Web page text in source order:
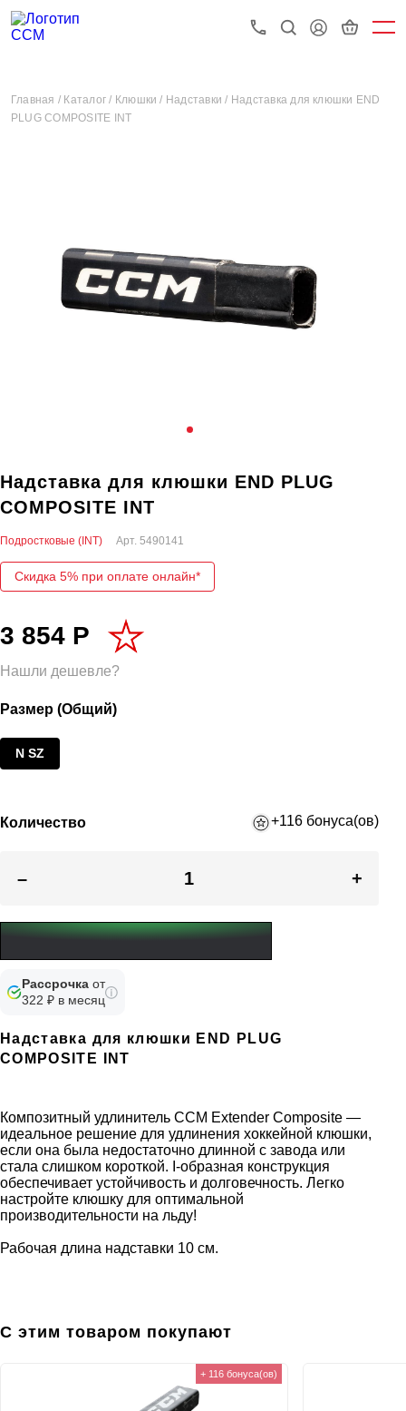
Главная / Каталог / Клюшки / Надставки / Надставка для клюшки END
PLUG COMPOSITE INT
Надставка для клюшки END PLUG
COMPOSITE INT
Подростковые (INT) Арт. 5490141
Скидка 5% при оплате онлайн*
3 854 Р
Нашли дешевле?
Размер (Общий)
N SZ
Количество +116 бонуса(ов)
– +
Рассрочка от
322 ₽ в месяц
Надставка для клюшки END PLUG
COMPOSITE INT
Композитный удлинитель CCM Extender Composite —
идеальное решение для удлинения хоккейной клюшки,
если она была недостаточно длинной с завода или
стала слишком короткой. I-образная конструкция
обеспечивает устойчивость и долговечность. Легко
настройте клюшку для оптимальной
производительности на льду!
Рабочая длина надставки 10 см.
С этим товаром покупают
+ 116 бонуса(ов)